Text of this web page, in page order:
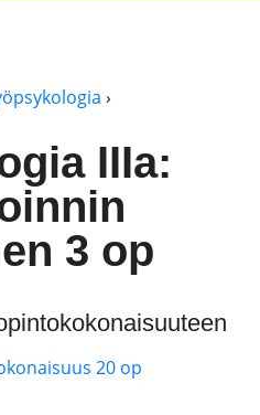
›
IIIa:
3 op
20 op